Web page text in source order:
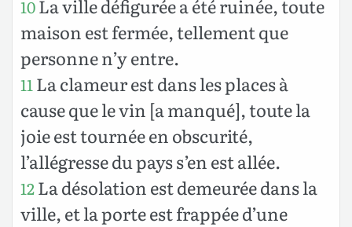
10La ville défigurée a été ruinée, toute
maison est fermée, tellement que
personne n’y entre.
11 La clameur est dans les places à
cause que le vin [a manqué], toute la
joie est tournée en obscurité,
l’allégresse du pays s’en est allée.
12La désolation est demeurée dans la
ville, et la porte est frappée d’une